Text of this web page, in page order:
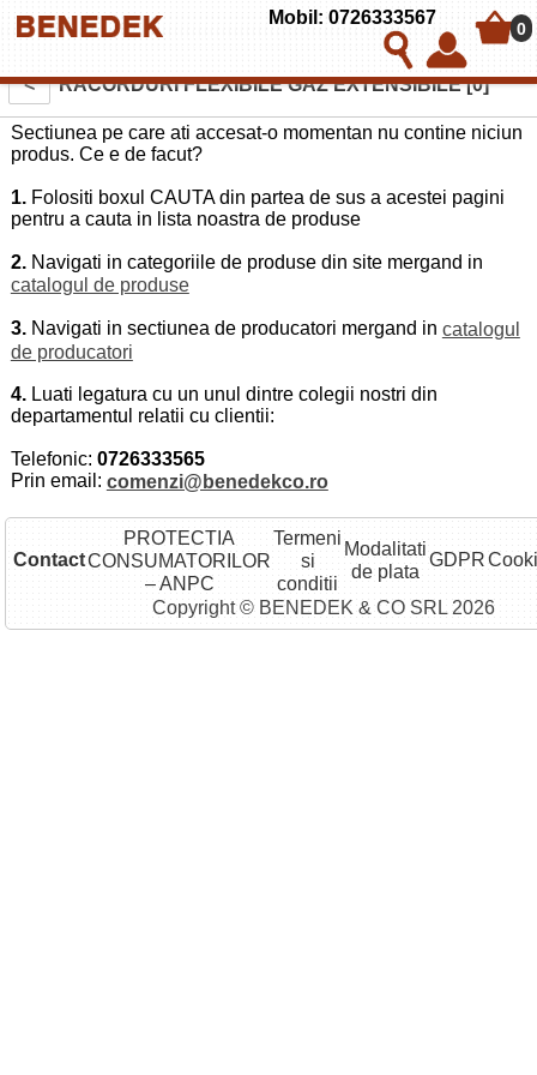
Mobil: 0726333567
0
< RACORDURI FLEXIBILE GAZ EXTENSIBILE [0]
Sectiunea pe care ati accesat-o momentan nu contine niciun
produs. Ce e de facut?
1. Folositi boxul CAUTA din partea de sus a acestei pagini
pentru a cauta in lista noastra de produse
2. Navigati in categoriile de produse din site mergand in
catalogul de produse
3. Navigati in sectiunea de producatori mergand in catalogul
de producatori
4. Luati legatura cu un unul dintre colegii nostri din
departamentul relatii cu clientii:
Telefonic: 0726333565
Prin email: comenzi@benedekco.ro
Contact
PROTECTIA
CONSUMATORILOR
– ANPC
Termeni
si
conditii
Modalitati
de plata
GDPR
Copyright © BENEDEK & CO SRL 2026